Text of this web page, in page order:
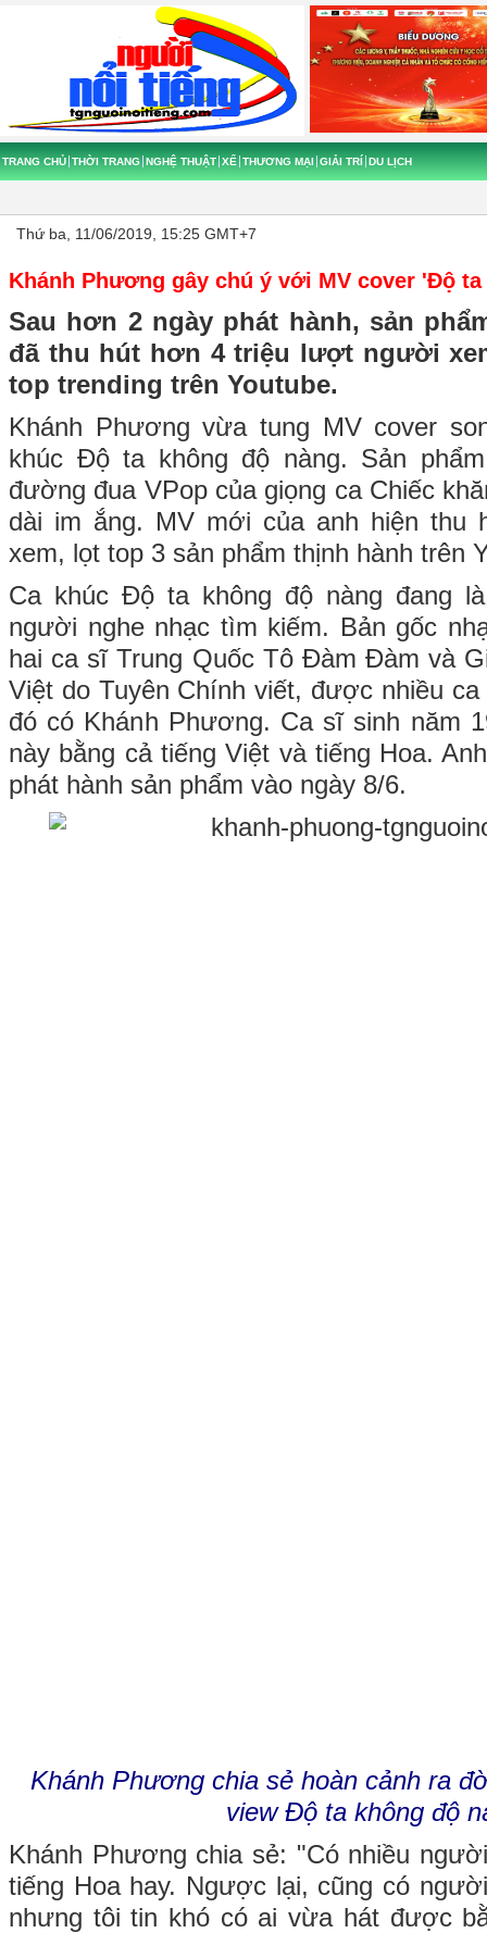
TRANG CHỦ THỜI TRANG NGHỆ THUẬT XẾ THƯƠNG MẠI GIẢI TRÍ DU LỊCH
Thứ ba, 11/06/2019, 15:25 GMT+7
Khánh Phương gây chú ý với MV cover 'Độ
Sau hơn 2 ngày phát hành, sản
đã thu hút hơn 4 triệu lượt người
top trending trên Youtube.
Khánh Phương vừa tung MV cover
khúc Độ ta không độ nàng. Sản
đường đua VPop của giọng ca Chiếc
dài im ắng. MV mới của anh hiện thu
xem, lọt top 3 sản phẩm thịnh hành trên
Ca khúc Độ ta không độ nàng đang
người nghe nhạc tìm kiếm. Bản gốc
hai ca sĩ Trung Quốc Tô Đàm Đàm và
Việt do Tuyên Chính viết, được nhiều
đó có Khánh Phương. Ca sĩ sinh năm
này bằng cả tiếng Việt và tiếng Hoa.
phát hành sản phẩm vào ngày 8/6.
Khánh Phương chia sẻ hoàn cảnh ra
view Độ ta không độ
Khánh Phương chia sẻ: "Có nhiều
tiếng Hoa hay. Ngược lại, cũng có
nhưng tôi tin khó có ai vừa hát được